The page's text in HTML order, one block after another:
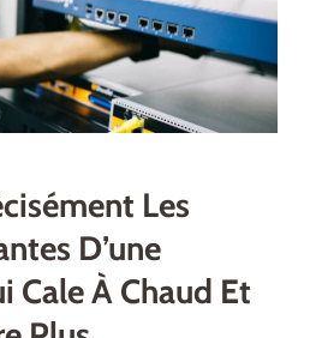
Les
D’une
Cale À Chaud Et